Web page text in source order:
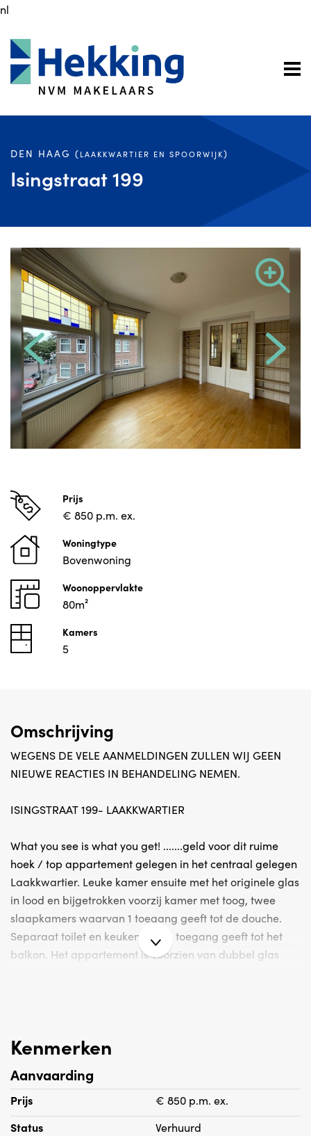
nl
DEN HAAG (LAAKKWARTIER EN SPOORWIJK)
Isingstraat 199
Prijs
€ 850 p.m. ex.
Woningtype
Bovenwoning
Woonoppervlakte
80m²
Kamers
5
Omschrijving
WEGENS DE VELE AANMELDINGEN ZULLEN WIJ GEEN
NIEUWE REACTIES IN BEHANDELING NEMEN.
ISINGSTRAAT 199- LAAKKWARTIER
What you see is what you get! .......geld voor dit ruime
hoek / top appartement gelegen in het centraal gelegen
Laakkwartier. Leuke kamer ensuite met het originele glas
in lood en bijgetrokken voorzij kamer met toog, twee
slaapkamers waarvan 1 toegang geeft tot de douche.
Separaat toilet en keuken welke toegang geeft tot het
balkon. Het appartement is voorzien van dubbel glas
- Huisvestingsvergunning van toepassing
- Op hoek gelegen /top etage
- Exclusief GWL
- Een " do it yourself" appartement
Kenmerken
Aanvaarding
Prijs
€ 850 p.m. ex.
Status
Verhuurd